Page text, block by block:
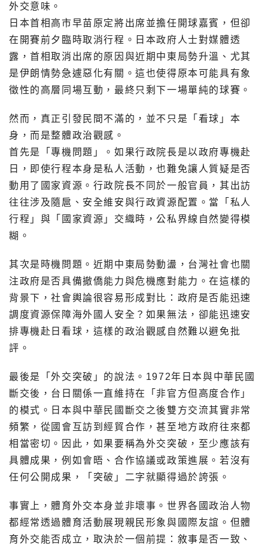
外交意味。
日本首相高市早苗原定將出席並擔任開球嘉賓，但卻
在開賽前夕臨時取消行程。日本政府人士對媒體透
露，首相取消出席的原因與近期中東局勢升溫、尤其
是伊朗情勢急遽惡化有關。這也使得原本可能具有象
徵性的高層同場互動，最終只剩下一場單純的球賽。
然而，真正引發民間不滿的，並不只是「看球」本
身，而是整體政治觀感。
首先是「專機問題」。如果行政院長是以政府專機赴
日，即使行程本身是私人活動，也難免讓人質疑是否
動用了國家資源。行政院長不同於一般官員，其出訪
往往涉及隨扈、安全維安與行政資源配置。當「私人
行程」與「國家資源」交織時，公私界線自然變得模
糊。
其次是時機問題。近期中東局勢動盪，台灣社會也關
注政府是否具備撤僑能力與危機應對能力。在這樣的
背景下，社會輿論很容易形成對比：政府是否能迅速
調度資源保障海外國人安全？如果無法，卻能迅速安
排專機赴日看球，這樣的政治觀感自然難以避免批
評。
最後是「外交突破」的說法。1972年日本與中華民國
斷交後，台日關係一直維持在「非官方但高度合作」
的模式。日本與中華民國斷交之後雙方交流其實非常
頻繁，從國會互訪到經貿合作，甚至地方政府往來都
相當密切。因此，如果要稱為外交突破，至少應該有
具體成果，例如會晤、合作協議或政策進展。若沒有
任何公開成果，「突破」二字就顯得過於誇張。
事實上，體育外交本身並非壞事。世界各國政治人物
都經常透過體育活動展現親民形象與國際友誼。但體
育外交能否成立，取決於一個前提：敘事是否一致、